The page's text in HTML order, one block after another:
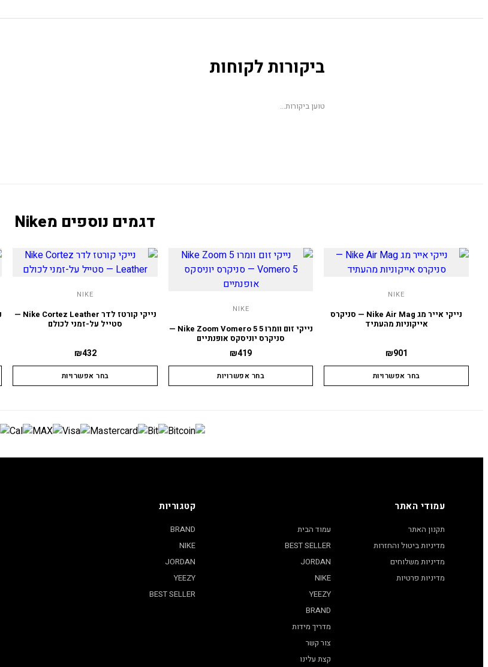
ביקורות לקוחות
טוען ביקורות...
דגמים נוספים מNike
NIKE
נייקי אייר מג Nike Air Mag — סניקרס
אייקוניות מהעתיד
₪901
בחר אפשרויות
NIKE
נייקי זום וומרו 5 Nike Zoom Vomero 5 —
סניקרס יוניסקס אופנתיים
₪419
בחר אפשרויות
NIKE
נייקי קורטז לדר Nike Cortez Leather —
סטייל על-זמני לכולם
₪432
בחר אפשרויות
עמודי האתר
תקנון האתר
מדיניות ביטול והחזרות
מדיניות משלוחים
מדיניות פרטיות
עמוד הבית
BEST SELLER
JORDAN
NIKE
YEEZY
BRAND
מדריך מידות
צור קשר
קצת עלינו
קטגוריות
BRAND
NIKE
JORDAN
YEEZY
BEST SELLER